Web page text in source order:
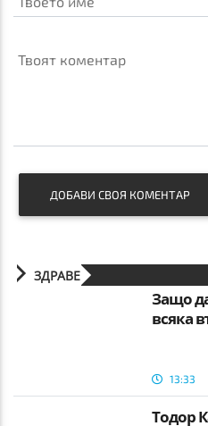
Твоят коментар
ДОБАВИ СВОЯ КОМЕНТАР
ЗДРАВЕ
Защо
всяка
13:33
Тодор